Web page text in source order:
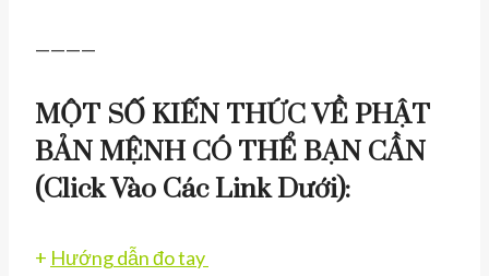
————
MỘT SỐ KIẾN THỨC VỀ PHẬT
BẢN MỆNH CÓ THỂ BẠN CẦN
(click Vào Các Link Dưới):
+ Hướng dẫn đo tay